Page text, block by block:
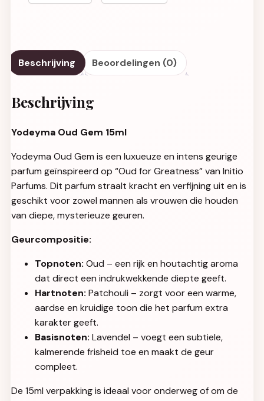
Beschrijving Beoordelingen (0)
Beschrijving
Yodeyma Oud Gem 15ml
Yodeyma Oud Gem is een luxueuze en intens geurige
parfum geïnspireerd op “Oud for Greatness” van Initio
Parfums. Dit parfum straalt kracht en verfijning uit en is
geschikt voor zowel mannen als vrouwen die houden
van diepe, mysterieuze geuren.
Geurcompositie:
Topnoten: Oud – een rijk en houtachtig aroma
dat direct een indrukwekkende diepte geeft.
Hartnoten: Patchouli – zorgt voor een warme,
aardse en kruidige toon die het parfum extra
karakter geeft.
Basisnoten: Lavendel – voegt een subtiele,
kalmerende frisheid toe en maakt de geur
compleet.
De 15ml verpakking is ideaal voor onderweg of om de